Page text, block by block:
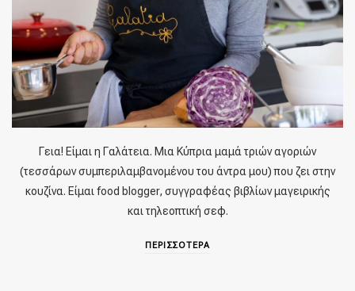
Γεια! Είμαι η Γαλάτεια. Μια Κύπρια μαμά τριών αγοριών
(τεσσάρων συμπεριλαμβανομένου του άντρα μου) που ζει στην
κουζίνα. Είμαι food blogger, συγγραφέας βιβλίων μαγειρικής
και τηλεοπτική σεφ.
ΠΕΡΙΣΣΟΤΕΡΑ